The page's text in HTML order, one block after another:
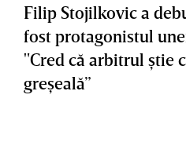
Filip Stojilkovic a
fost protagonistul
"Cred că arbitrul ştie
greşeală”